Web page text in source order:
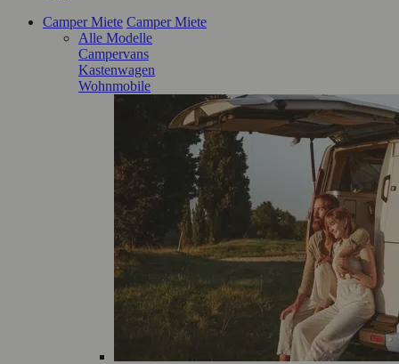
Camper Miete Camper Miete
Alle Modelle
Campervans
Kastenwagen
Wohnmobile